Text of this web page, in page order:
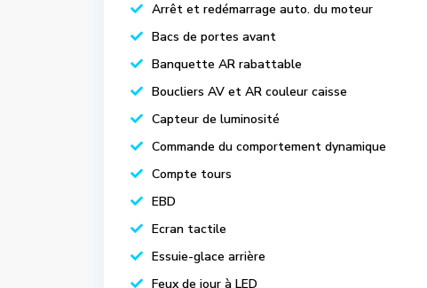
Arrêt et redémarrage auto. du moteur
Bacs de portes avant
Banquette AR rabattable
Boucliers AV et AR couleur caisse
Capteur de luminosité
Commande du comportement dynamique
Compte tours
EBD
Ecran tactile
Essuie-glace arrière
Feux de jour à LED